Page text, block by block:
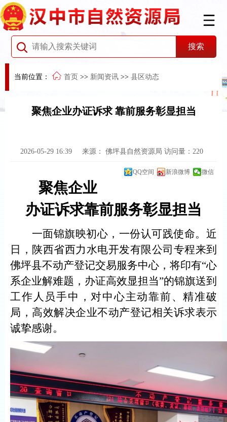
当前位置： 首页 >> 新闻资讯 >> 县区动态
聚焦企业办证诉求 靠前服务彰显担当
2026-05-29 16:39 来源： 佛坪县自然资源局 访问量： 220
QQ空间 新浪微博 微信
聚焦企业
办证诉求靠前服务彰显担当
一面锦旗映初心，一份认可践使命。近
日，陕西省西力水电开发有限公司专程来到
佛坪县不动产登记交易服务中心，将印有“心
系企业解难题，办证高效显担当”的锦旗送到
工作人员手中，对中心主动靠前、精准破
局，高效解决企业不动产登记相关诉求表示
诚挚感谢。